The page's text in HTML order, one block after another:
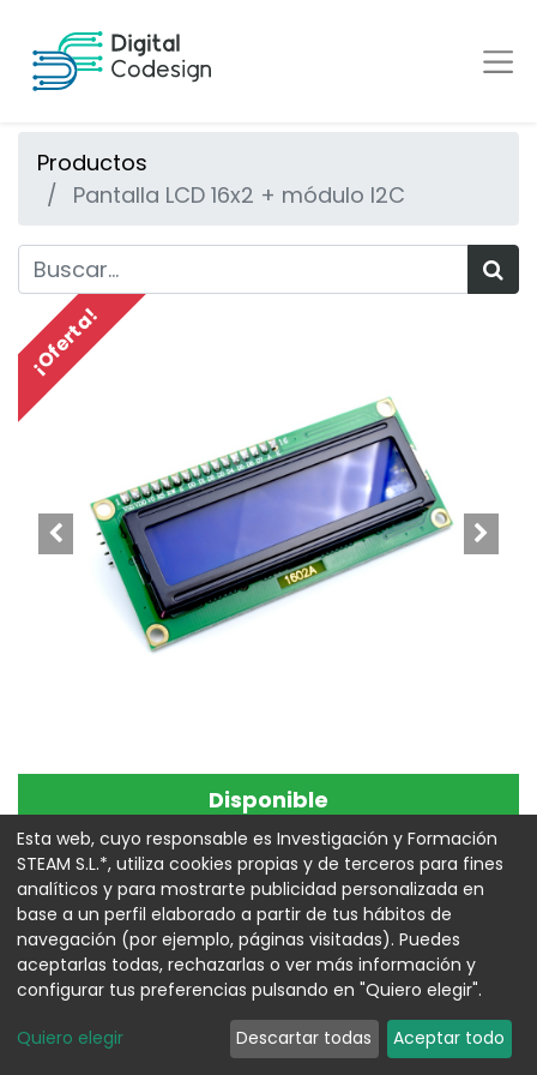
Productos
Pantalla LCD 16x2 + módulo I2C
¡Oferta!
Disponible
Pantalla LCD 16x2 + módulo
I2C
Referencia:00016025
4,82€
Esta web, cuyo responsable es Investigación y Formación
STEAM S.L.*, utiliza cookies propias y de terceros para fines
analíticos y para mostrarte publicidad personalizada en
base a un perfil elaborado a partir de tus hábitos de
navegación (por ejemplo, páginas visitadas). Puedes
aceptarlas todas, rechazarlas o ver más información y
configurar tus preferencias pulsando en "Quiero elegir".
Quiero elegir Descartar todas Aceptar todo